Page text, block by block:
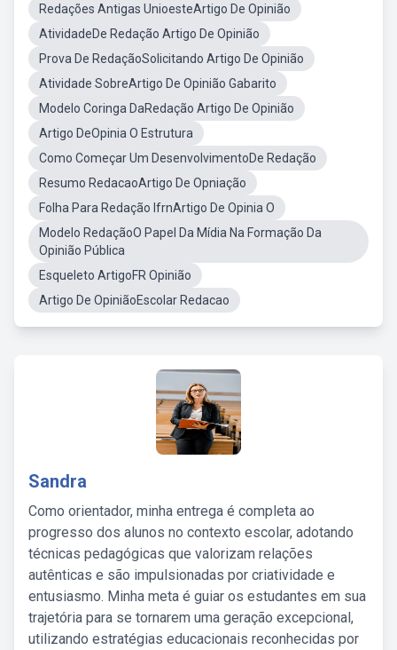
Redações Antigas UnioesteArtigo De Opinião
AtividadeDe Redação Artigo De Opinião
Prova De RedaçãoSolicitando Artigo De Opinião
Atividade SobreArtigo De Opinião Gabarito
Modelo Coringa DaRedação Artigo De Opinião
Artigo DeOpinia O Estrutura
Como Começar Um DesenvolvimentoDe Redação
Resumo RedacaoArtigo De Opniação
Folha Para Redação IfrnArtigo De Opinia O
Modelo RedaçãoO Papel Da Mídia Na Formação Da
Opinião Pública
Esqueleto ArtigoFR Opinião
Artigo De OpiniãoEscolar Redacao
Sandra
Como orientador, minha entrega é completa ao
progresso dos alunos no contexto escolar, adotando
técnicas pedagógicas que valorizam relações
autênticas e são impulsionadas por criatividade e
entusiasmo. Minha meta é guiar os estudantes em sua
trajetória para se tornarem uma geração excepcional,
utilizando estratégias educacionais reconhecidas por